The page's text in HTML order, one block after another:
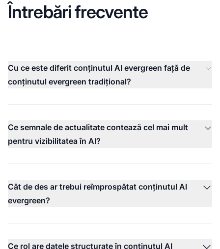
Întrebări frecvente
Cu ce este diferit conținutul AI evergreen față de
conținutul evergreen tradițional?
Ce semnale de actualitate contează cel mai mult
pentru vizibilitatea în AI?
Cât de des ar trebui reîmprospătat conținutul AI
evergreen?
Ce rol are datele structurate în conținutul AI